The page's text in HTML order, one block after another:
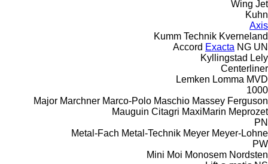
Wing Jet
Kuhn
Axis
Kumm Technik Kverneland
Accord Exacta NG UN
Kyllingstad Lely
Centerliner
Lemken Lomma MVD
1000
Major Marchner Marco-Polo Maschio Massey Ferguson
Mauguin Citagri MaxiMarin Meprozet
PN
Metal-Fach Metal-Technik Meyer Meyer-Lohne
PW
Mini Moi Monosem Nordsten